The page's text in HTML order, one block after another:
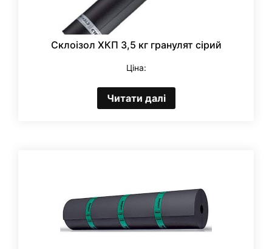
Склоізол ХКП 3,5 кг гранулят сірий
Ціна:
Читати далі